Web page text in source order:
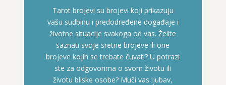
Tarot brojevi su brojevi koji prikazuju
vašu sudbinu i predodređene događaje i
životne situacije svakoga od vas. Želite
saznati svoje sretne brojeve ili one
brojeve kojih se trebate čuvati? U potrazi
ste za odgovorima o svom životu ili
životu bliske osobe? Muči vas ljubav,